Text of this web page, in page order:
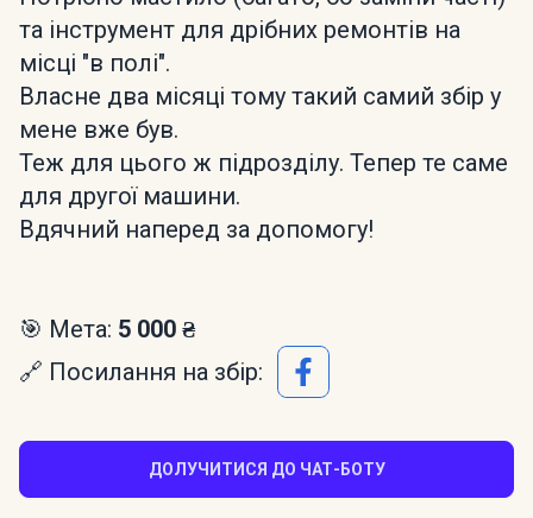
та інструмент для дрібних ремонтів на
місці "в полі".
Власне два місяці тому такий самий збір у
мене вже був.
Теж для цього ж підрозділу. Тепер те саме
для другої машини.
Вдячний наперед за допомогу!
🎯 Мета: 5 000 ₴
🔗 Посилання на збір:
ДОЛУЧИТИСЯ ДО ЧАТ-БОТУ